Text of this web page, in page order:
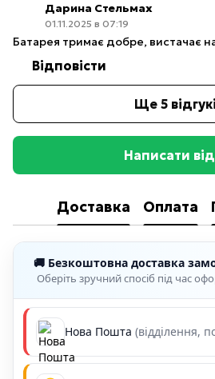
Дарина Стельмах
01.11.2025 в 07:19
Батарея тримає добре, вистачає
Відповісти
Ще 5
Написати
Доставка Оплата
🚚 Безкоштовна доставка
Оберіть зручний спосіб під час
Нова Пошта (відділення,